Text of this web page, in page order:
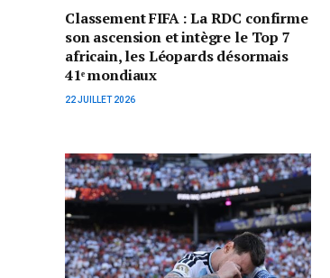
Classement FIFA : La RDC confirme
son ascension et intègre le Top 7
africain, les Léopards désormais
41ᵉ mondiaux
22 JUILLET 2026